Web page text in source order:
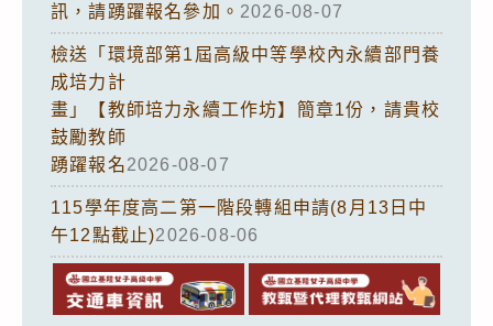
訊，請踴躍報名參加。 2026-08-07
檢送「環境部第1屆高級中等學校內永續部門養
成培力計
畫」【教師培力永續工作坊】簡章1份，請貴校
鼓勵教師
踴躍報名2026-08-07
115學年度高二第一階段轉組申請(8月13日中
午12點截止)2026-08-06